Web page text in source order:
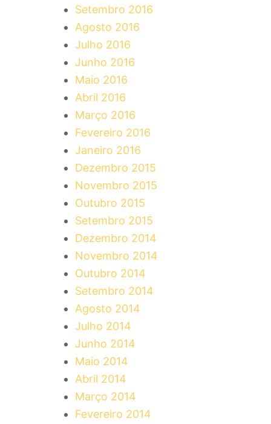
Setembro 2016
Agosto 2016
Julho 2016
Junho 2016
Maio 2016
Abril 2016
Março 2016
Fevereiro 2016
Janeiro 2016
Dezembro 2015
Novembro 2015
Outubro 2015
Setembro 2015
Dezembro 2014
Novembro 2014
Outubro 2014
Setembro 2014
Agosto 2014
Julho 2014
Junho 2014
Maio 2014
Abril 2014
Março 2014
Fevereiro 2014